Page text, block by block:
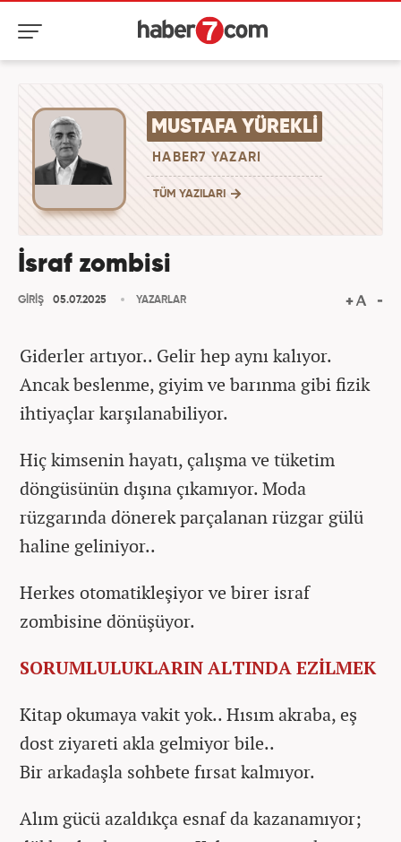
MUSTAFA YÜREKLI
HABER7 YAZARI
TÜM YAZILARI
İsraf zombisi
GİRİŞ 05.07.2025 YAZARLAR
Giderler artıyor.. Gelir hep aynı kalıyor.
Ancak beslenme, giyim ve barınma gibi fizik
ihtiyaçlar karşılanabiliyor.
Hiç kimsenin hayatı, çalışma ve tüketim
döngüsünün dışına çıkamıyor. Moda
rüzgarında dönerek parçalanan rüzgar gülü
haline geliniyor..
Herkes otomatikleşiyor ve birer israf
zombisine dönüşüyor.
SORUMLULUKLARIN ALTINDA EZİLMEK
Kitap okumaya vakit yok.. Hısım akraba, eş
dost ziyareti akla gelmiyor bile..
Bir arkadaşla sohbete fırsat kalmıyor.
Alım gücü azaldıkça esnaf da kazanamıyor;